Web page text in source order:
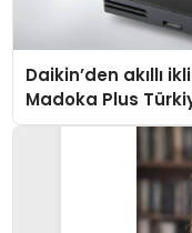
Daikin’den akıllı
Madoka Plus